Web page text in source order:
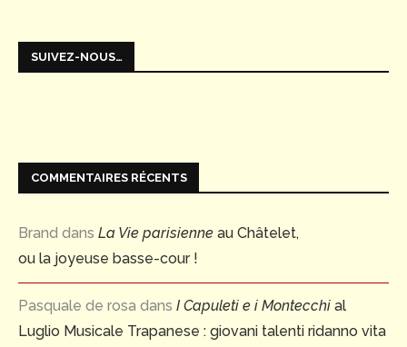
SUIVEZ-NOUS…
COMMENTAIRES RÉCENTS
Brand dans La Vie parisienne au Châtelet,
ou la joyeuse basse-cour !
Pasquale de rosa dans I Capuleti e i Montecchi al
Luglio Musicale Trapanese : giovani talenti ridanno vita